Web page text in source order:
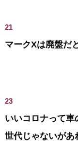
21
マークXは廃盤だ
23
いいコロナって
世代じゃないがあ